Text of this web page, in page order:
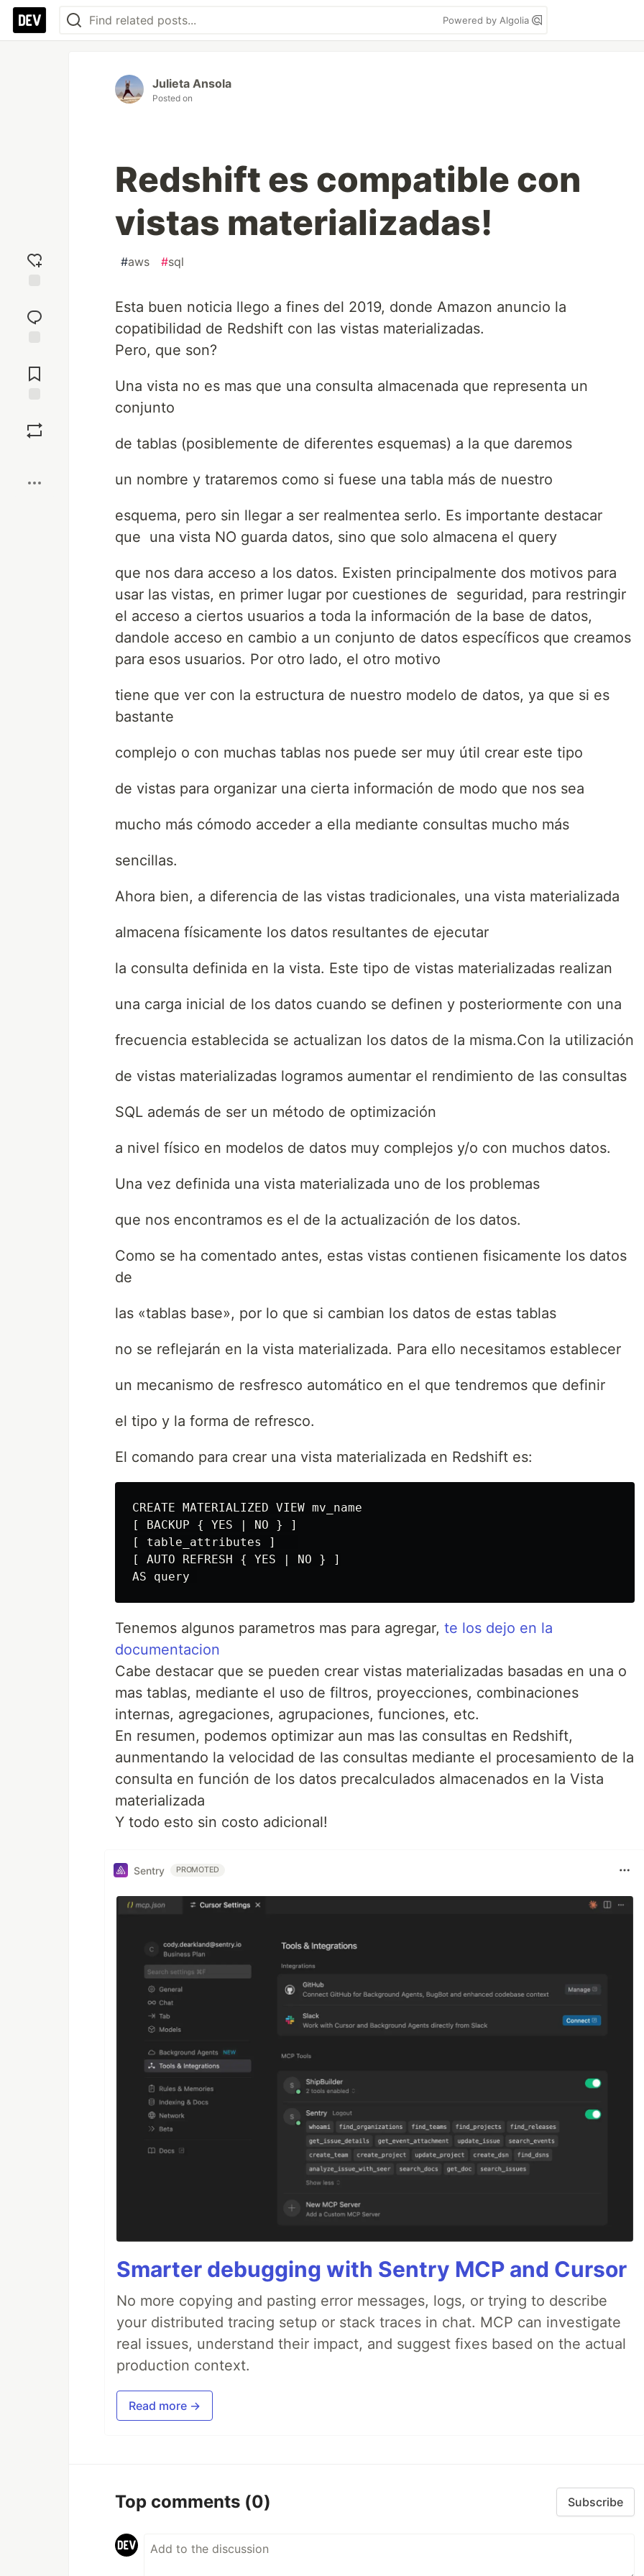
Powered by Algolia
reaction
Comments
Julieta Ansola
Posted on
Redshift es compatible con
vistas materializadas!
#aws #sql
Esta buen noticia llego a fines del 2019, donde Amazon anuncio la
copatibilidad de Redshift con las vistas materializadas.
Pero, que son?
Una vista no es mas que una consulta almacenada que representa un
conjunto
de tablas (posiblemente de diferentes esquemas) a la que daremos
un nombre y trataremos como si fuese una tabla más de nuestro
esquema, pero sin llegar a ser realmentea serlo. Es importante destacar
que una vista NO guarda datos, sino que solo almacena el query
que nos dara acceso a los datos. Existen principalmente dos motivos para
usar las vistas, en primer lugar por cuestiones de seguridad, para restringir
el acceso a ciertos usuarios a toda la información de la base de datos,
dandole acceso en cambio a un conjunto de datos específicos que creamos
para esos usuarios. Por otro lado, el otro motivo
tiene que ver con la estructura de nuestro modelo de datos, ya que si es
bastante
complejo o con muchas tablas nos puede ser muy útil crear este tipo
de vistas para organizar una cierta información de modo que nos sea
mucho más cómodo acceder a ella mediante consultas mucho más
sencillas.
Ahora bien, a diferencia de las vistas tradicionales, una vista materializada
almacena físicamente los datos resultantes de ejecutar
la consulta definida en la vista. Este tipo de vistas materializadas realizan
una carga inicial de los datos cuando se definen y posteriormente con una
frecuencia establecida se actualizan los datos de la misma.Con la utilización
de vistas materializadas logramos aumentar el rendimiento de las consultas
SQL además de ser un método de optimización
a nivel físico en modelos de datos muy complejos y/o con muchos datos.
Una vez definida una vista materializada uno de los problemas
que nos encontramos es el de la actualización de los datos.
Como se ha comentado antes, estas vistas contienen fisicamente los datos
de
las «tablas base», por lo que si cambian los datos de estas tablas
no se reflejarán en la vista materializada. Para ello necesitamos establecer
un mecanismo de resfresco automático en el que tendremos que definir
el tipo y la forma de refresco.
El comando para crear una vista materializada en Redshift es:
CREATE MATERIALIZED VIEW mv_name
[ BACKUP { YES | NO } ]
[ table_attributes ]
[ AUTO REFRESH { YES | NO } ]
Tenemos algunos parametros mas para agregar, te los dejo en la
documentacion
Cabe destacar que se pueden crear vistas materializadas basadas en una o
mas tablas, mediante el uso de filtros, proyecciones, combinaciones
internas, agregaciones, agrupaciones, funciones, etc.
En resumen, podemos optimizar aun mas las consultas en Redshift,
aunmentando la velocidad de las consultas mediante el procesamiento de la
consulta en función de los datos precalculados almacenados en la Vista
materializada
Y todo esto sin costo adicional!
Sentry PROMOTED
Smarter debugging with Sentry MCP and Cursor
No more copying and pasting error messages, logs, or trying to describe
your distributed tracing setup or stack traces in chat. MCP can investigate
real issues, understand their impact, and suggest fixes based on the actual
production context.
Read more →
Top comments (0) Subscribe